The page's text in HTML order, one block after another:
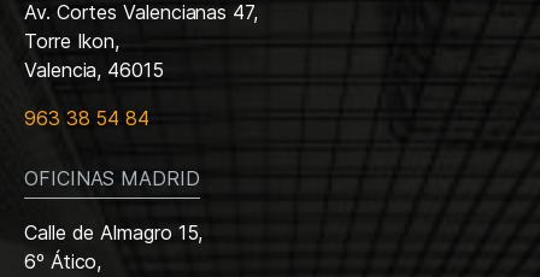
Av. Cortes Valencianas 47,
Torre Ikon,
Valencia, 46015
963 38 54 84
OFICINAS MADRID
Calle de Almagro 15,
6º Ático,